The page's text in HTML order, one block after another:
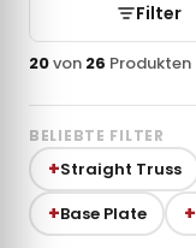
Filter
20von 26 Produkten
BELIEBTE FILTER
Straight Truss
Base Plate